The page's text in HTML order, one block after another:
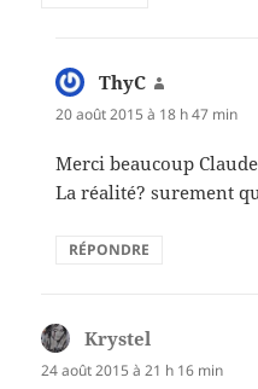
ThyC
20 août 2015 à 18 h 47 min
Merci beaucoup
La réalité? surement
RÉPONDRE
Krystel
24 août 2015 à 21 h 16 min